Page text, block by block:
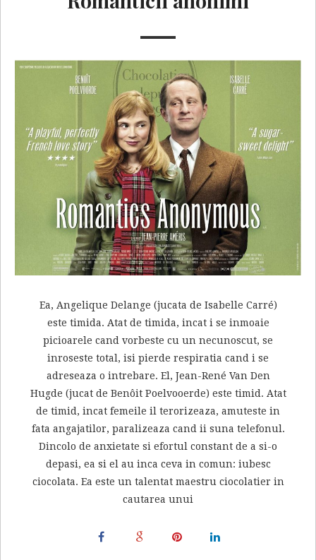
Ea, Angelique Delange (jucata de Isabelle Carré)
este timida. Atat de timida, incat i se inmoaie
picioarele cand vorbeste cu un necunoscut, se
inroseste total, isi pierde respiratia cand i se
adreseaza o intrebare. El, Jean-René Van Den
Hugde (jucat de Benôit Poelvooerde) este timid. Atat
de timid, incat femeile il terorizeaza, amuteste in
fata angajatilor, paralizeaza cand ii suna telefonul.
Dincolo de anxietate si efortul constant de a si-o
depasi, ea si el au inca ceva in comun: iubesc
ciocolata. Ea este un talentat maestru ciocolatier in
cautarea unui